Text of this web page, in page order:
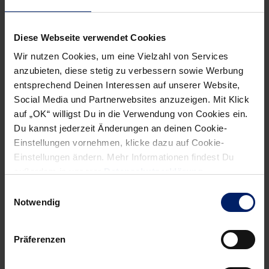
Diese Webseite verwendet Cookies
Wir nutzen Cookies, um eine Vielzahl von Services
anzubieten, diese stetig zu verbessern sowie Werbung
entsprechend Deinen Interessen auf unserer Website,
Social Media und Partnerwebsites anzuzeigen. Mit Klick
auf „OK“ willigst Du in die Verwendung von Cookies ein.
Du kannst jederzeit Änderungen an deinen Cookie-
Einstellungen vornehmen, klicke dazu auf Cookie-
Einstellungen ändern. Mehr Informationen findest Du
Notwendig
Präferenzen
NEWSLETTER
informiert werden willst, kannst du den Rhein-Neckar Löwen